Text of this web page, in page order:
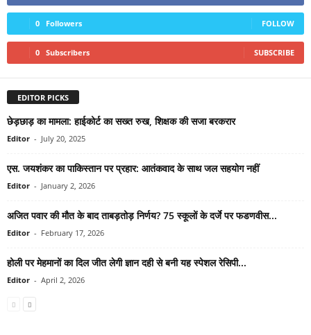
0 Followers FOLLOW
0 Subscribers SUBSCRIBE
EDITOR PICKS
छेड़छाड़ का मामला: हाईकोर्ट का सख्त रुख, शिक्षक की सजा बरकरार
Editor - July 20, 2025
एस. जयशंकर का पाकिस्तान पर प्रहार: आतंकवाद के साथ जल सहयोग नहीं
Editor - January 2, 2026
अजित पवार की मौत के बाद ताबड़तोड़ निर्णय? 75 स्कूलों के दर्जे पर फडणवीस...
Editor - February 17, 2026
होली पर मेहमानों का दिल जीत लेगी ज्ञान दही से बनी यह स्पेशल रेसिपी...
Editor - April 2, 2026